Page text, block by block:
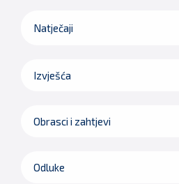
Natječaji
Izvješća
Obrasci i zahtjevi
Odluke